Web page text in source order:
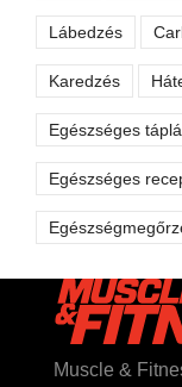
Lábedzés
Karedzés
Egészséges
Egészséges
Muscle &